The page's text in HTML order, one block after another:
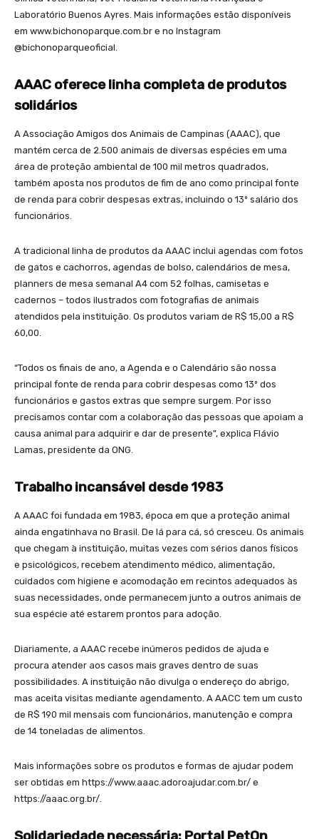
Laboratório Buenos Ayres. Mais informações estão disponíveis
em www.bichonoparque.com.br e no Instagram
@bichonoparqueoficial.
AAAC oferece linha completa de produtos
solidários
A Associação Amigos dos Animais de Campinas (AAAC), que
mantém cerca de 2.500 animais de diversas espécies em uma
área de proteção ambiental de 100 mil metros quadrados,
também aposta nos produtos de fim de ano como principal fonte
de renda para cobrir despesas extras, incluindo o 13º salário dos
funcionários.
A tradicional linha de produtos da AAAC inclui agendas com fotos
de gatos e cachorros, agendas de bolso, calendários de mesa,
planners de mesa semanal A4 com 52 folhas, camisetas e
cadernos – todos ilustrados com fotografias de animais
atendidos pela instituição. Os produtos variam de R$ 15,00 a R$
60,00.
“Todos os finais de ano, a Agenda e o Calendário são nossa
principal fonte de renda para cobrir despesas como 13º dos
funcionários e gastos extras que sempre surgem. Por isso
precisamos contar com a colaboração das pessoas que apoiam a
causa animal para adquirir e dar de presente”, explica Flávio
Lamas, presidente da ONG.
Trabalho incansável desde 1983
A AAAC foi fundada em 1983, época em que a proteção animal
ainda engatinhava no Brasil. De lá para cá, só cresceu. Os animais
que chegam à instituição, muitas vezes com sérios danos físicos
e psicológicos, recebem atendimento médico, alimentação,
cuidados com higiene e acomodação em recintos adequados às
suas necessidades, onde permanecem junto a outros animais de
sua espécie até estarem prontos para adoção.
Diariamente, a AAAC recebe inúmeros pedidos de ajuda e
procura atender aos casos mais graves dentro de suas
possibilidades. A instituição não divulga o endereço do abrigo,
mas aceita visitas mediante agendamento. A AACC tem um custo
de R$ 190 mil mensais com funcionários, manutenção e compra
de 14 toneladas de alimentos.
Mais informações sobre os produtos e formas de ajudar podem
ser obtidas em https://www.aaac.adoroajudar.com.br/ e
https://aaac.org.br/.
Solidariedade necessária: Portal PetOn